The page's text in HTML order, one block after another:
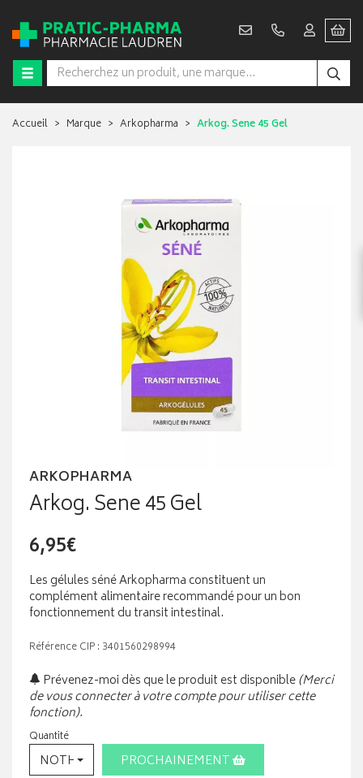
Accueil Marque Arkopharma Arkog. Sene 45 Gel
ARKOPHARMA
Arkog. Sene 45 Gel
6,95€
Les gélules séné Arkopharma constituent un
complément alimentaire recommandé pour un bon
fonctionnement du transit intestinal.
Référence CIP : 3401560298994
Prévenez-moi dès que le produit est disponible(Merci
de vous connecter à votre compte pour utiliser cette
fonction).
Quantité
NOTHING SELECTEDPROCHAINEMENT